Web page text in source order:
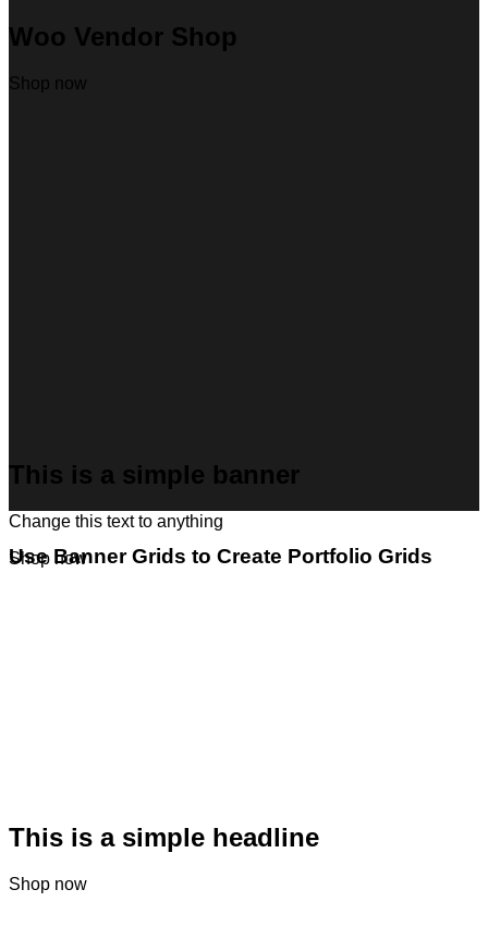
Woo Vendor Shop
Shop now
This is a simple banner
Change this text to anything
Shop now
This is a simple headline
Shop now
Use Banner Grids to Create Portfolio Grids